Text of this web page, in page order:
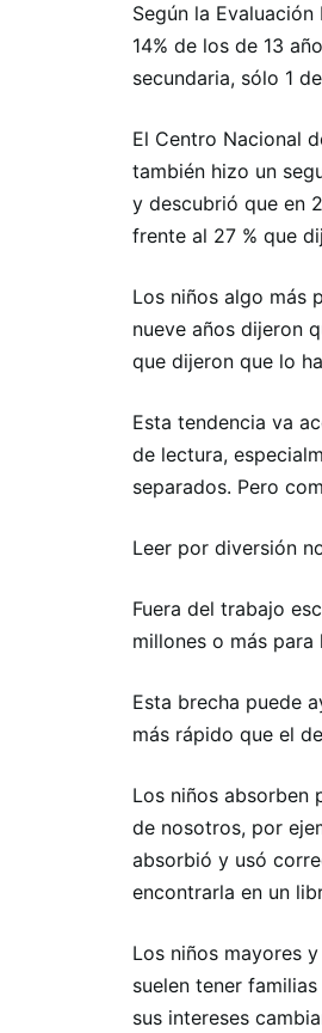
Según la
14% de los de 13
secundaria, sólo 1
El Centro Nacional
también hizo un
y descubrió que en
frente al 27 % que
Los niños algo más
nueve años dijeron
que dijeron que lo
Esta tendencia va
de lectura,
separados. Pero
Leer por diversión
Fuera del trabajo
millones o más
Esta brecha puede
más rápido que el
Los niños absorben
de nosotros, por
absorbió y usó
encontrarla en un
Los niños mayores
suelen tener
sus intereses